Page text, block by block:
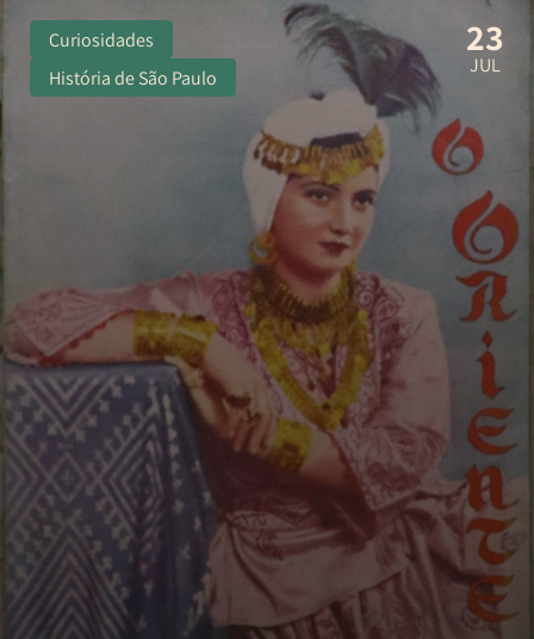
Curiosidades
História de São Paulo
23
JUL